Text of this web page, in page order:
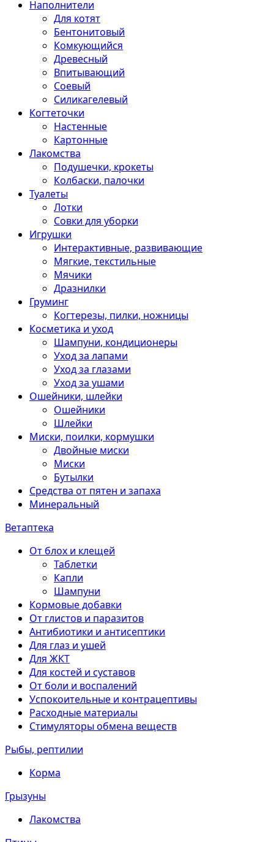
Наполнители
Для котят
Бентонитовый
Комкующийся
Древесный
Впитывающий
Соевый
Силикагелевый
Когтеточки
Настенные
Картонные
Лакомства
Подушечки, крокеты
Колбаски, палочки
Туалеты
Лотки
Совки для уборки
Игрушки
Интерактивные, развивающие
Мягкие, текстильные
Мячики
Дразнилки
Груминг
Когтерезы, пилки, ножницы
Косметика и уход
Шампуни, кондиционеры
Уход за лапами
Уход за глазами
Уход за ушами
Ошейники, шлейки
Ошейники
Шлейки
Миски, поилки, кормушки
Двойные миски
Миски
Бутылки
Средства от пятен и запаха
Минеральный
Ветаптека
От блох и клещей
Таблетки
Капли
Шампуни
Кормовые добавки
От глистов и паразитов
Антибиотики и антисептики
Для глаз и ушей
Для ЖКТ
Для костей и суставов
От боли и воспалений
Успокоительные и контрацептивы
Расходные материалы
Стимуляторы обмена веществ
Рыбы, рептилии
Корма
Грызуны
Лакомства